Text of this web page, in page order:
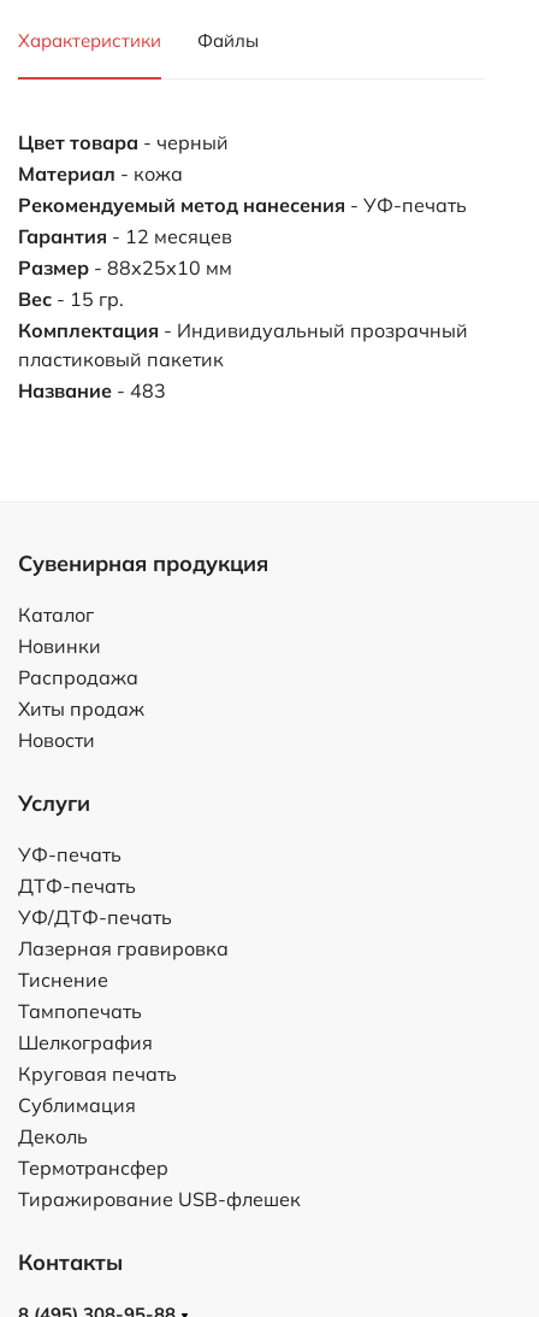
Характеристики Файлы
Цвет товара - черный
Материал - кожа
Рекомендуемый метод нанесения - УФ-печать
Гарантия - 12 месяцев
Размер - 88х25х10 мм
Вес - 15 гр.
Комплектация - Индивидуальный прозрачный
пластиковый пакетик
Название - 483
Сувенирная продукция
Каталог
Новинки
Распродажа
Хиты продаж
Новости
Услуги
УФ-печать
ДТФ-печать
УФ/ДТФ-печать
Лазерная гравировка
Тиснение
Тампопечать
Шелкография
Круговая печать
Сублимация
Деколь
Термотрансфер
Тиражирование USB-флешек
Контакты